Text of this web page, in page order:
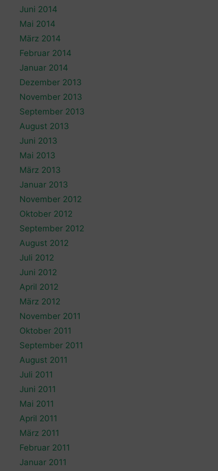
Juni 2014
Mai 2014
März 2014
Februar 2014
Januar 2014
Dezember 2013
November 2013
September 2013
August 2013
Juni 2013
Mai 2013
März 2013
Januar 2013
November 2012
Oktober 2012
September 2012
August 2012
Juli 2012
Juni 2012
April 2012
März 2012
November 2011
Oktober 2011
September 2011
August 2011
Juli 2011
Juni 2011
Mai 2011
April 2011
März 2011
Februar 2011
Januar 2011